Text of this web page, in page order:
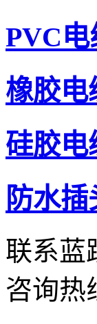
PVC
橡胶电
硅胶电
防水插
联系蓝
咨询热